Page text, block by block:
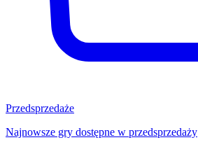
Przedsprzedaże
Najnowsze gry dostępne w przedsprzedaży